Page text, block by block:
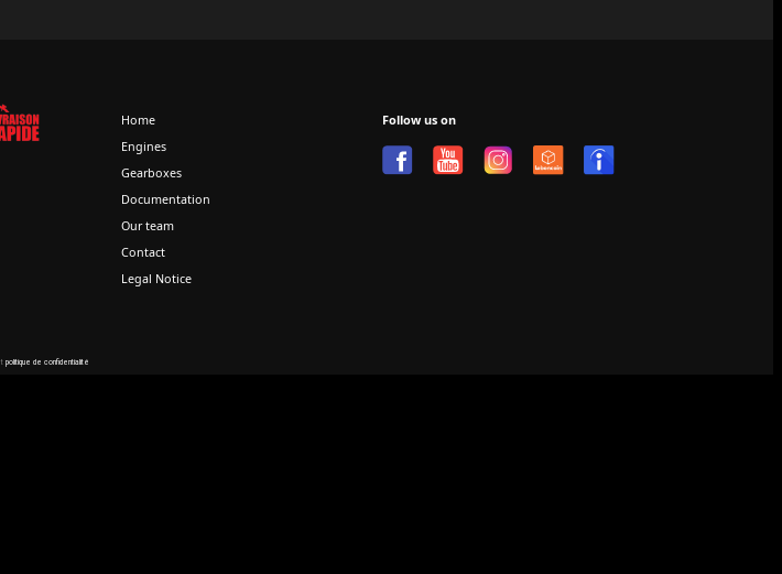
Home
Engines
Gearboxes
Documentation
Our team
Contact
Legal Notice
Follow us on
politique de confidentialité